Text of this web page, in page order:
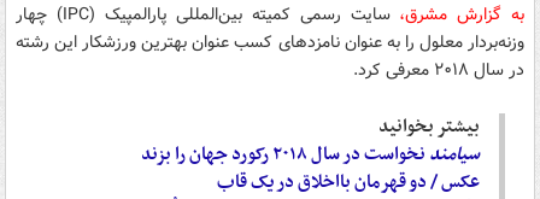
به گزارش مشرق،
سایت رسمی کمیته بین‌المللی پارالمپیک (IPC) چهار
وزنه‌بردار معلول را به عنوان نامزدهای کسب عنوان بهترین ورزشکار این رشته
در سال ۲۰۱۸ معرفی کرد.
بیشتر بخوانید
سیامندنخواست در سال ۲۰۱۸ رکورد جهان را بزند
عکس / دو قهرمان بااخلاق در یک قاب